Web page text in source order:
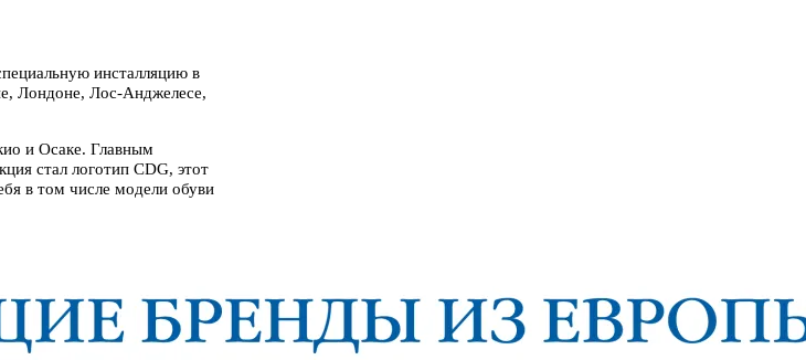
инсталляцию в
Лондоне, Лос-Анджелесе,
и Осаке. Главным
стал логотип CDG, этот
в том числе модели обуви